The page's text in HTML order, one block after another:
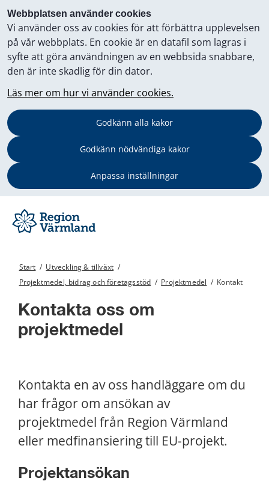
Webbplatsen använder cookies
Vi använder oss av cookies för att förbättra upplevelsen
på vår webbplats. En cookie är en datafil som lagras i
syfte att göra användningen av en webbsida snabbare,
den är inte skadlig för din dator.
Läs mer om hur vi använder cookies.
Godkänn alla kakor
Godkänn nödvändiga kakor
Anpassa inställningar
Start / Utveckling & tillväxt /
Projektmedel, bidrag och företagsstöd / Projektmedel / Kontakt
Kontakta oss om
projektmedel
Kontakta en av oss handläggare om du
har frågor om ansökan av
projektmedel från Region Värmland
eller medfinansiering till EU-projekt.
Projektansökan